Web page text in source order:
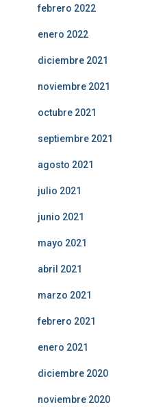
febrero 2022
enero 2022
diciembre 2021
noviembre 2021
octubre 2021
septiembre 2021
agosto 2021
julio 2021
junio 2021
mayo 2021
abril 2021
marzo 2021
febrero 2021
enero 2021
diciembre 2020
noviembre 2020